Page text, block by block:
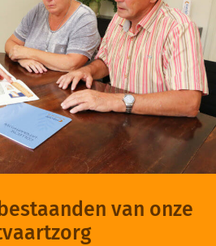
van onze